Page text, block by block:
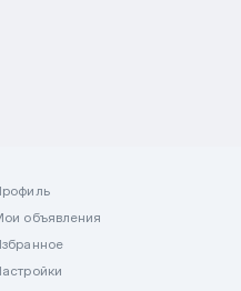
объявления